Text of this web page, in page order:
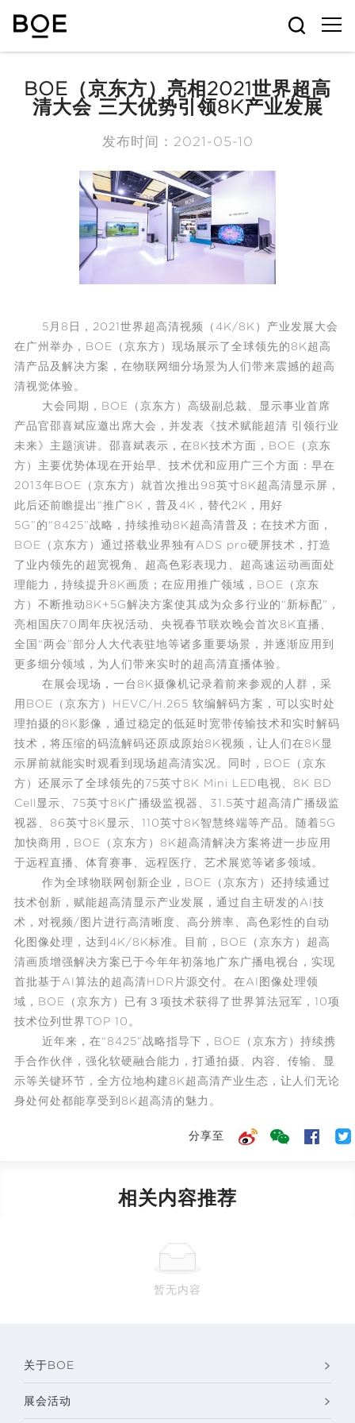
BOE（京东方）亮相2021世界超高
清大会 三大优势引领8K产业发展
发布时间：2021-05-10
5月8日，2021世界超高清视频（4K/8K）产业发展大会
在广州举办，BOE（京东方）现场展示了全球领先的8K超高
清产品及解决方案，在物联网细分场景为人们带来震撼的超高
清视觉体验。
大会同期，BOE（京东方）高级副总裁、显示事业首席
产品官邵喜斌应邀出席大会，并发表《技术赋能超清 引领行业
未来》主题演讲。邵喜斌表示，在8K技术方面，BOE（京东
方）主要优势体现在开始早、技术优和应用广三个方面：早在
2013年BOE（京东方）就首次推出98英寸8K超高清显示屏，
此后还前瞻提出“推广8K，普及4K，替代2K，用好
5G”的“8425”战略，持续推动8K超高清普及；在技术方面，
BOE（京东方）通过搭载业界独有ADS pro硬屏技术，打造
了业内领先的超宽视角、超高色彩表现力、超高速运动画面处
理能力，持续提升8K画质；在应用推广领域，BOE（京东
方）不断推动8K+5G解决方案使其成为众多行业的“新标配”，
亮相国庆70周年庆祝活动、央视春节联欢晚会首次8K直播、
全国“两会”部分人大代表驻地等诸多重要场景，并逐渐应用到
更多细分领域，为人们带来实时的超高清直播体验。
在展会现场，一台8K摄像机记录着前来参观的人群，采
用BOE（京东方）HEVC/H.265 软编解码方案，可以实时处
理拍摄的8K影像，通过稳定的低延时宽带传输技术和实时解码
技术，将压缩的码流解码还原成原始8K视频，让人们在8K显
示屏前就能实时观看到现场超高清实况。同时，BOE（京东
方）还展示了全球领先的75英寸8K Mini LED电视、8K BD
Cell显示、75英寸8K广播级监视器、31.5英寸超高清广播级监
视器、86英寸8K显示、110英寸8K智慧终端等产品。随着5G
加快商用，BOE（京东方）8K超高清解决方案将进一步应用
于远程直播、体育赛事、远程医疗、艺术展览等诸多领域。
作为全球物联网创新企业，BOE（京东方）还持续通过
技术创新，赋能超高清显示产业发展，通过自主研发的AI技
术，对视频/图片进行高清晰度、高分辨率、高色彩性的自动
化图像处理，达到4K/8K标准。目前，BOE（京东方）超高
清画质增强解决方案已于今年年初落地广东广播电视台，实现
首批基于AI算法的超高清HDR片源交付。在AI图像处理领
域，BOE（京东方）已有３项技术获得了世界算法冠军，10项
技术位列世界TOP 10。
近年来，在“8425”战略指导下，BOE（京东方）持续携
手合作伙伴，强化软硬融合能力，打通拍摄、内容、传输、显
示等关键环节，全方位地构建8K超高清产业生态，让人们无论
身处何处都能享受到8K超高清的魅力。
分享至
相关内容推荐
暂无内容
关于BOE
展会活动